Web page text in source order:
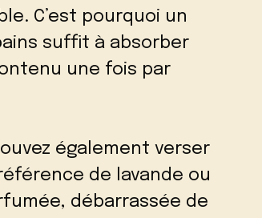
C’est pourquoi un
suffit à absorber
une fois par
également verser
de lavande ou
débarrassée de